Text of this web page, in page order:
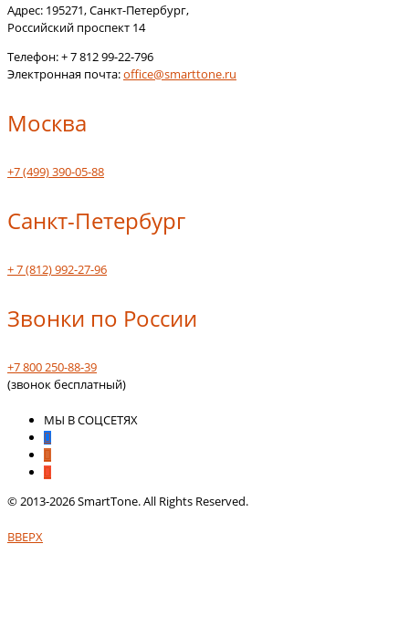
Адрес: 195271,Санкт-Петербург,
Российский проспект 14
Телефон:+ 7 812 99-22-796
Электронная почта:office@smarttone.ru
Москва
+7 (499) 390-05-88
Санкт-Петербург
+ 7 (812) 992-27-96
Звонки по России
+7 800 250-88-39
(звонок бесплатный)
МЫ В СОЦСЕТЯХ
© 2013-2026 SmartTone. All Rights Reserved.
ВВЕРХ